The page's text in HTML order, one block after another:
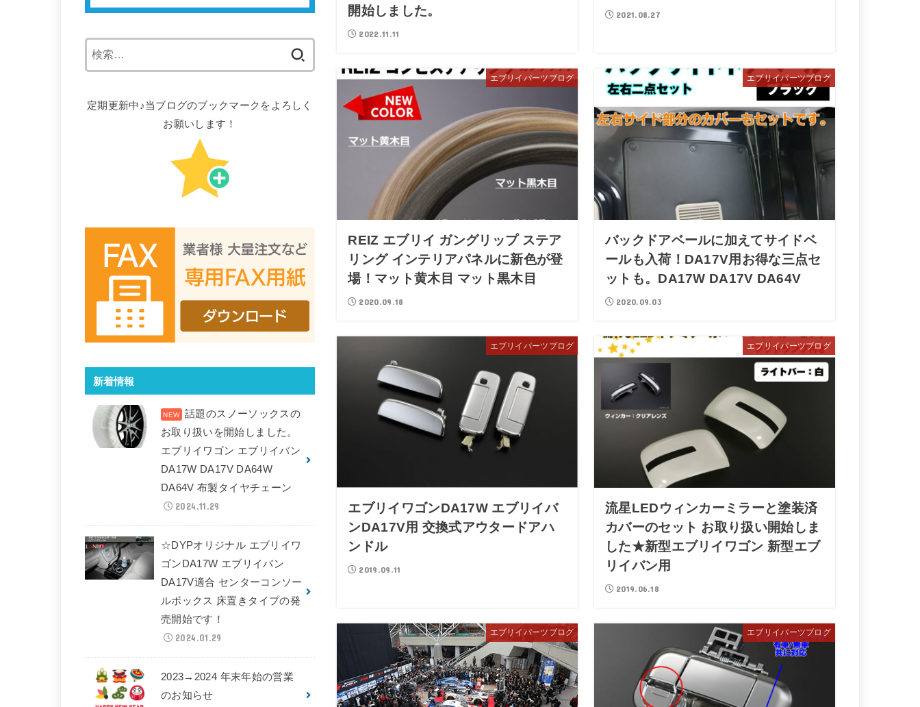
開始しました。
2022.11.11
2021.08.27
エブリイパーツブログ
REIZ エブリイ ガングリップ ステア
リング インテリアパネルに新色が登
場！マット黄木目 マット黒木目
2020.09.18
エブリイパーツブログ
バックドアベールに加えてサイドベ
ールも入荷！DA17V用お得な三点セ
ットも。DA17W DA17V DA64V
2020.09.03
エブリイパーツブログ
エブリイワゴンDA17W エブリイバ
ンDA17V用 交換式アウタードアハ
ンドル
2019.09.11
エブリイパーツブログ
流星LEDウィンカーミラーと塗装済
カバーのセット お取り扱い開始しま
した★新型エブリイワゴン 新型エブ
リイバン用
2019.06.18
エブリイパーツブログ エブリイパーツブログ
定期更新中♪当ブログのブックマークをよろしく
お願いします！
新着情報
話題のスノーソックスの
お取り扱いを開始しました。
エブリイワゴン エブリイバン
DA17W DA17V DA64W
DA64V 布製タイヤチェーン
2024.11.29
☆DYPオリジナル エブリイワ
ゴンDA17W エブリイバン
DA17V適合 センターコンソー
ルボックス 床置きタイプの発
売開始です！
2024.01.29
2023→2024 年末年始の営業
のお知らせ